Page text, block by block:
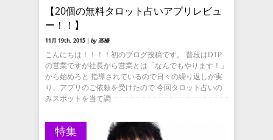
【20個の無料タロット占いアプリレビュ
ー！！】
11月 19th, 2015 | by 高橋
こんにちは！！！！初のブログ投稿です。 普段はDTP
の営業ですが社長から営業とは「なんでもやります！」
から始めろと 指導されているので日々の繰り返しが実
り、アプリのご依頼を受けたので 今回タロット占いの
みスポットを当て調
特集